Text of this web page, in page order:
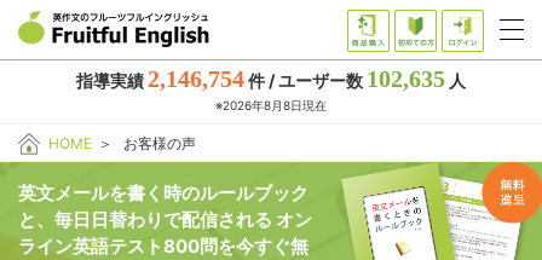
指導実績2,146,754件 / ユーザー数 102,635 人
※2026年8月8日現在
HOME ＞ お客様の声
英文メールを書く時のルールブック
と、 毎日日替わりで配信される オン
ライン英語テスト800問を今すぐ無